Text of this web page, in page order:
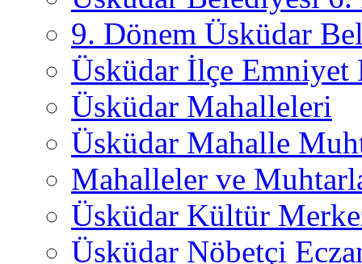
9. Dönem Üsküdar
Üsküdar İlçe
Üsküdar Mahalleleri
Üsküdar Mahalle
Mahalleler ve
Üsküdar Kültür
Üsküdar Nöbetçi